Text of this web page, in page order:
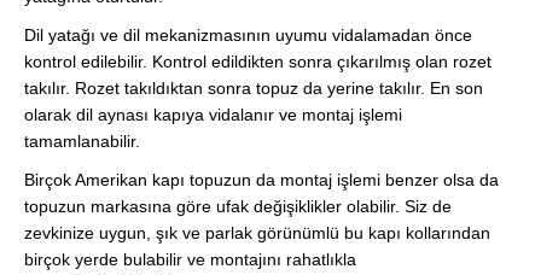
Dil yatağı ve dil mekanizmasının uyumu vidalamadan önce
kontrol edilebilir. Kontrol edildikten sonra çıkarılmış olan rozet
takılır. Rozet takıldıktan sonra topuz da yerine takılır. En son
olarak dil aynası kapıya vidalanır ve montaj işlemi
tamamlanabilir.
Birçok Amerikan kapı topuzun da montaj işlemi benzer olsa da
topuzun markasına göre ufak değişiklikler olabilir. Siz de
zevkinize uygun, şık ve parlak görünümlü bu kapı kollarından
birçok yerde bulabilir ve montajını rahatlıkla